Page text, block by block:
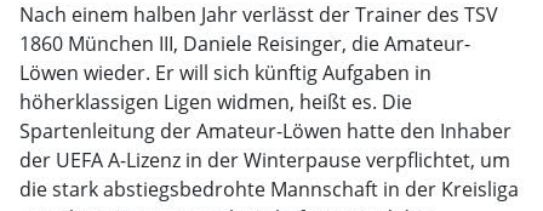
Nach einem halben Jahr verlässt der Trainer des TSV
1860 München III, Daniele Reisinger, die Amateur-
Löwen wieder. Er will sich künftig Aufgaben in
höherklassigen Ligen widmen, heißt es. Die
Spartenleitung der Amateur-Löwen hatte den Inhaber
der UEFA A-Lizenz in der Winterpause verpflichtet, um
die stark abstiegsbedrohte Mannschaft in der Kreisliga